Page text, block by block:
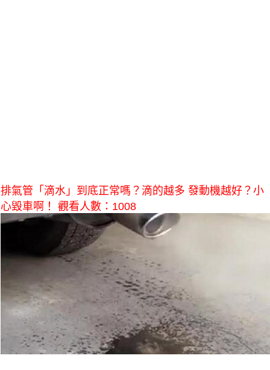
排氣管「滴水」到底正常嗎？滴的越多 發動機越好？小
心毀車啊！ 觀看人數：1008